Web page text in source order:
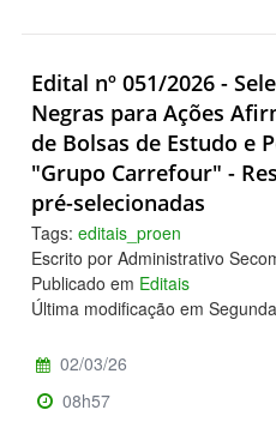
Edital nº 051/2026 -
Negras para Ações
de Bolsas de Estudo e
"Grupo Carrefour" -
pré-selecionadas
Tags: editais_proen
Escrito por Administrativo
Publicado em Editais
Última modificação em
02/03/26
08h57